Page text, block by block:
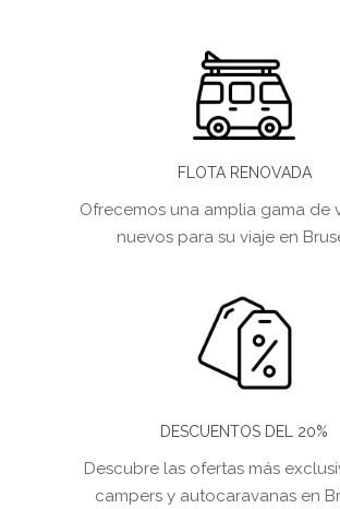
FLOTA RENOVADA
Ofrecemos una amplia gama de
nuevos para su viaje en
DESCUENTOS DEL 20%
Descubre las ofertas más
campers y autocaravanas en